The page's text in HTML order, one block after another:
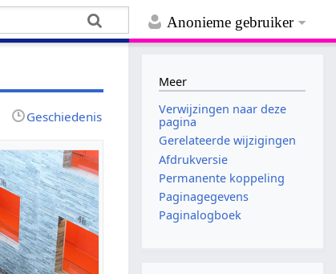
Anonieme gebruiker
Geschiedenis
Meer
Verwijzingen naar deze
pagina
Gerelateerde wijzigingen
Afdrukversie
Permanente koppeling
Paginagegevens
Paginalogboek